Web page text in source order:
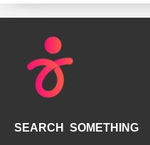
SEARCH SOMETHING